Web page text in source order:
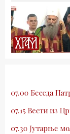
07.00 Беседа
07.15 Вести из
07.30 Јутарње